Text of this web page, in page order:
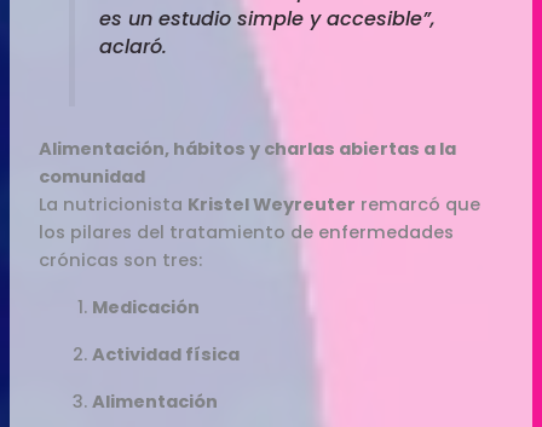
es un estudio simple y accesible”,
aclaró.
Alimentación, hábitos y charlas abiertas a la
comunidad
La nutricionista Kristel Weyreuter remarcó que
los pilares del tratamiento de enfermedades
crónicas son tres:
Medicación
Actividad física
Alimentación